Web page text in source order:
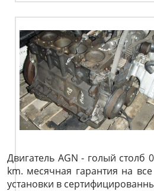
Двигатель AGN - голый столб
km. месячная гарантия на
установки в